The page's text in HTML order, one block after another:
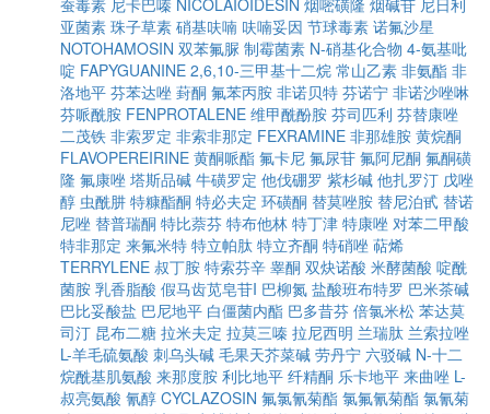
蚕毒素 尼卡巴嗪 NICOLAIOIDESIN 烟嘧磺隆 烟碱苷 尼日利
亚菌素 珠子草素 硝基呋喃 呋喃妥因 节球毒素 诺氟沙星
NOTOHAMOSIN 双苯氟脲 制霉菌素 N-硝基化合物 4-氨基吡
啶 FAPYGUANINE 2,6,10-三甲基十二烷 常山乙素 非氨酯 非
洛地平 芬苯达唑 葑酮 氟苯丙胺 非诺贝特 芬诺宁 非诺沙唑啉
芬哌酰胺 FENPROTALENE 维甲酰酚胺 芬司匹利 芬替康唑
二茂铁 非索罗定 非索非那定 FEXRAMINE 非那雄胺 黄烷酮
FLAVOPEREIRINE 黄酮哌酯 氟卡尼 氟尿苷 氟阿尼酮 氟酮磺
隆 氟康唑 塔斯品碱 牛磺罗定 他伐硼罗 紫杉碱 他扎罗汀 戊唑
醇 虫酰肼 特糠酯酮 特必夫定 环磺酮 替莫唑胺 替尼泊甙 替诺
尼唑 替普瑞酮 特比萘芬 特布他林 特丁津 特康唑 对苯二甲酸
特非那定 来氟米特 特立帕肽 特立齐酮 特硝唑 萜烯
TERRYLENE 叔丁胺 特索芬辛 睾酮 双炔诺酸 米酵菌酸 啶酰
菌胺 乳香脂酸 假马齿苋皂苷I 巴柳氮 盐酸班布特罗 巴米茶碱
巴比妥酸盐 巴尼地平 白僵菌内酯 巴多昔芬 倍氯米松 苯达莫
司汀 昆布二糖 拉米夫定 拉莫三嗪 拉尼西明 兰瑞肽 兰索拉唑
L-羊毛硫氨酸 刺乌头碱 毛果天芥菜碱 劳丹宁 六驳碱 N-十二
烷酰基肌氨酸 来那度胺 利比地平 纤精酮 乐卡地平 来曲唑 L-
叔亮氨酸 氰醇 CYCLAZOSIN 氟氯氰菊酯 氯氟氰菊酯 氯氰菊